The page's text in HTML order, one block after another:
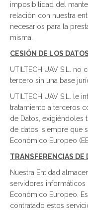
imposibilidad del
relación con nuestra
necesarios para la
misma.
CESIÓN DE LOS DATOS
UTILTECH UAV S.L.
tercero sin una base
UTILTECH UAV S.L. le
tratamiento a terceros
de Datos, exigiéndoles
de datos, siempre que
Económico Europeo
TRANSFERENCIAS DE
Nuestra Entidad
servidores informáticos
Económico Europeo.
contratado estos